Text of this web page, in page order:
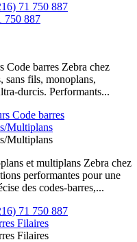
71 750 887
750 887
Code barres Zebra chez
sans fils, monoplans,
durcis. Performants...
Code barres
Multiplans
Multiplans
et multiplans Zebra chez
performantes pour une
des codes-barres,...
71 750 887
Filaires
Filaires